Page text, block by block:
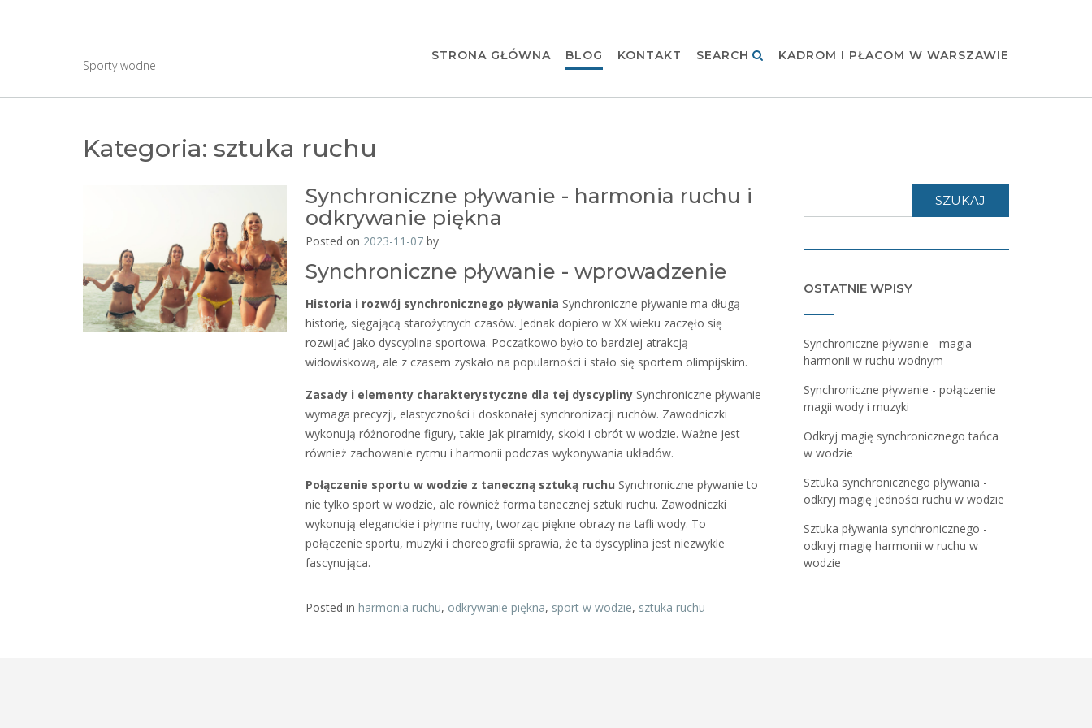
Sporty wodne
STRONA GŁÓWNA BLOG KONTAKT SEARCH KADROM I PŁACOM W WARSZAWIE
Kategoria: sztuka ruchu
Synchroniczne pływanie - harmonia ruchu i
odkrywanie piękna
Posted on 2023-11-07by
Synchroniczne pływanie - wprowadzenie
Historia i rozwój synchronicznego pływania Synchroniczne pływanie ma długą
historię, sięgającą starożytnych czasów. Jednak dopiero w XX wieku zaczęło się
rozwijać jako dyscyplina sportowa. Początkowo było to bardziej atrakcją
widowiskową, ale z czasem zyskało na popularności i stało się sportem olimpijskim.
Zasady i elementy charakterystyczne dla tej dyscyplinySynchroniczne pływanie
wymaga precyzji, elastyczności i doskonałej synchronizacji ruchów. Zawodniczki
wykonują różnorodne figury, takie jak piramidy, skoki i obrót w wodzie. Ważne jest
również zachowanie rytmu i harmonii podczas wykonywania układów.
Połączenie sportu w wodzie z taneczną sztuką ruchu Synchroniczne pływanie to
nie tylko sport w wodzie, ale również forma tanecznej sztuki ruchu. Zawodniczki
wykonują eleganckie i płynne ruchy, tworząc piękne obrazy na tafli wody. To
połączenie sportu, muzyki i choreografii sprawia, że ta dyscyplina jest niezwykle
fascynująca.
Posted in harmonia ruchu, odkrywanie piękna, sport w wodzie, sztuka ruchu
SZUKAJ
OSTATNIE WPISY
Synchroniczne pływanie - magia
harmonii w ruchu wodnym
Synchroniczne pływanie - połączenie
magii wody i muzyki
Odkryj magię synchronicznego tańca
w wodzie
Sztuka synchronicznego pływania -
odkryj magię jedności ruchu w wodzie
Sztuka pływania synchronicznego -
odkryj magię harmonii w ruchu w
wodzie